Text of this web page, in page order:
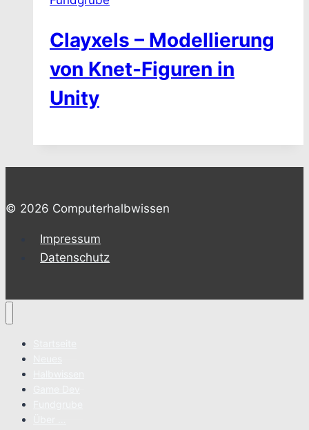
Clayxels – Modellierung
von Knet-Figuren in
Unity
© 2026 Computerhalbwissen
Impressum
Datenschutz